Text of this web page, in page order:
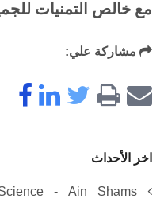
مع خالص التمنيات
مشاركة علي:
اخر الأحداث
- Ain Shams